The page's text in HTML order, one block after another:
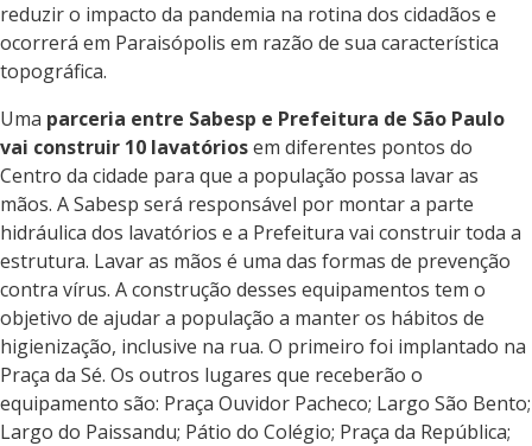
reduzir o impacto da pandemia na rotina dos cidadãos e
ocorrerá em Paraisópolis em razão de sua característica
topográfica.
Uma parceria entre Sabesp e Prefeitura de São Paulo
vai construir 10 lavatóriosem diferentes pontos do
Centro da cidade para que a população possa lavar as
mãos. A Sabesp será responsável por montar a parte
hidráulica dos lavatórios e a Prefeitura vai construir toda a
estrutura. Lavar as mãos é uma das formas de prevenção
contra vírus. A construção desses equipamentos tem o
objetivo de ajudar a população a manter os hábitos de
higienização, inclusive na rua. O primeiro foi implantado na
Praça da Sé. Os outros lugares que receberão o
equipamento são: Praça Ouvidor Pacheco; Largo São Bento;
Largo do Paissandu; Pátio do Colégio; Praça da República;